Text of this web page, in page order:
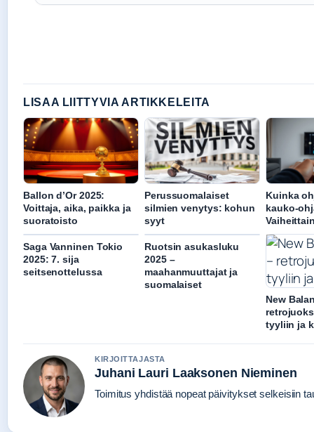
LISAA LIITTYVIA ARTIKKELEITA
Ballon d’Or 2025:
Voittaja, aika, paikka ja
suoratoisto
Perussuomalaiset
silmien venytys: kohun
syyt
Kuinka
kauko-
Saga Vanninen Tokio
2025: 7. sija
seitsenottelussa
Ruotsin asukasluku
2025 –
maahanmuuttajat ja
suomalaiset
New
tyyliin ja
KIRJOITTAJASTA
Juhani Lauri Laaksonen Nieminen
Toimitus yhdistää nopeat päivitykset selkeisiin